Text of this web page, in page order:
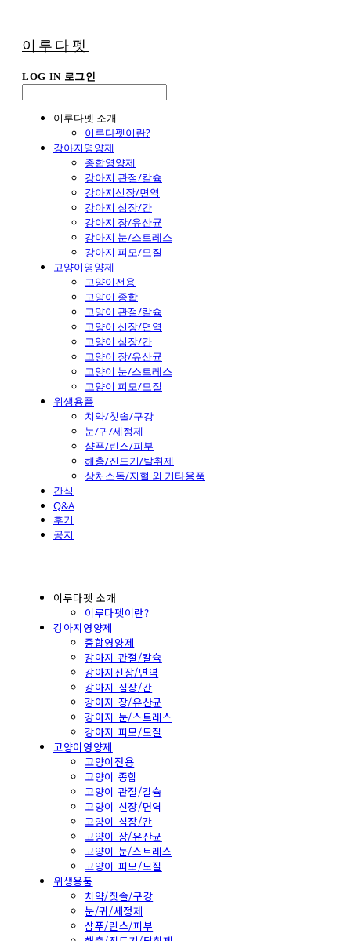
이루다펫
LOG IN 로그인
이루다펫 소개
이루다펫이란?
강아지영양제
종합영양제
강아지 관절/칼슘
강아지신장/면역
강아지 심장/간
강아지 장/유산균
강아지 눈/스트레스
강아지 피모/모질
고양이영양제
고양이전용
고양이 종합
고양이 관절/칼슘
고양이 신장/면역
고양이 심장/간
고양이 장/유산균
고양이 눈/스트레스
고양이 피모/모질
위생용품
치약/칫솔/구강
눈/귀/세정제
샴푸/린스/피부
해충/진드기/탈취제
상처소독/지혈 외 기타용품
간식
Q&A
후기
공지
이루다펫 소개
이루다펫이란?
강아지영양제
종합영양제
강아지 관절/칼슘
강아지신장/면역
강아지 심장/간
강아지 장/유산균
강아지 눈/스트레스
강아지 피모/모질
고양이영양제
고양이전용
고양이 종합
고양이 관절/칼슘
고양이 신장/면역
고양이 심장/간
고양이 장/유산균
고양이 눈/스트레스
고양이 피모/모질
위생용품
치약/칫솔/구강
눈/귀/세정제
샴푸/린스/피부